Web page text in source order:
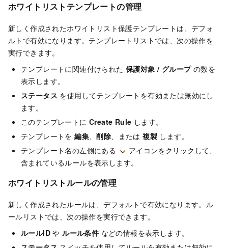
ホワイトリストテンプレートの管理
新しく作成されたホワイトリスト保護テンプレートは、デフォ
ルトで有効になります。テンプレートリストでは、次の操作を
実行できます。
テンプレートに関連付けられた 保護対象 / グループの数を
表示します。
ステータス を使用してテンプレートを有効または無効にし
ます。
このテンプレートに Create Rule します。
テンプレートを編集、削除、または複製 します。
テンプレート名の左側にある
アイコンをクリックして、
含まれているルールを表示します。
ホワイトリストルールの管理
新しく作成されたルールは、デフォルトで有効になります。ル
ールリストでは、次の操作を実行できます。
ルールID や ルール条件 などの情報を表示します。